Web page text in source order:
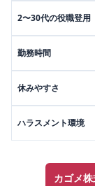
2〜30代の役職登用
勤務時間
休みやすさ
ハラスメント環境
カゴメ